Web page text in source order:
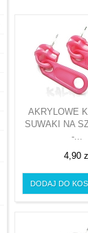
AKRYLOWE
SUWAKI NA
-...
4,90
DODAJ DO